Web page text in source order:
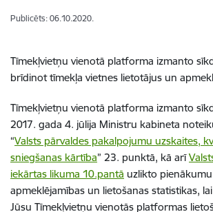
Publicēts: 06.10.2020.
Tīmekļvietņu vienotā platforma izmanto
brīdinot tīmekļa vietnes lietotājus un
Tīmekļvietņu vienotā platforma izmanto
2017. gada 4. jūlija Ministru kabineta
“Valsts pārvaldes pakalpojumu uzskaites,
sniegšanas kārtība” 23. punktā, kā arī
iekārtas likuma 10.pantā uzlikto
apmeklējamības un lietošanas statistikas,
Jūsu Tīmekļvietņu vienotās platformas